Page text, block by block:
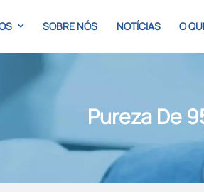
SOBRE NÓS NOTÍCIAS O
Pureza De